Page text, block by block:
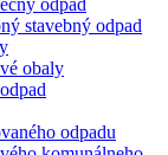
odpad
stavebný odpad
obaly
odpadu